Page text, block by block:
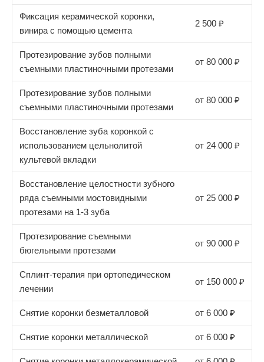
Фиксация керамической коронки,
винира с помощью цемента
2 500 ₽
Протезирование зубов полными
съемными пластиночными протезами
от 80 000 ₽
Протезирование зубов полными
съемными пластиночными протезами
от 80 000 ₽
Восстановление зуба коронкой с
использованием цельнолитой
культевой вкладки
от 24 000 ₽
Восстановление целостности зубного
ряда съемными мостовидными
протезами на 1-3 зуба
от 25 000 ₽
Протезирование съемными
бюгельными протезами
от 90 000 ₽
Сплинт-терапия при ортопедическом
лечении
от 150 000 ₽
Снятие коронки безметалловой от 6 000 ₽
Снятие коронки металлической от 6 000 ₽